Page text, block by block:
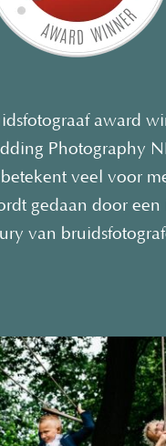
award
Photography
veel voor
gedaan door
van